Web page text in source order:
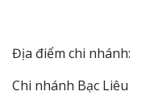
Địa điểm chi nhánh:
Chi nhánh Bạc Liêu